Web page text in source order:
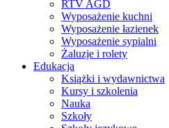
RTV AGD
Wyposażenie kuchni
Wyposażenie łazienek
Wyposażenie sypialni
Żaluzje i rolety
Edukacja
Książki i wydawnictwa
Kursy i szkolenia
Nauka
Szkoły